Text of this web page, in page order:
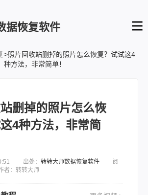
据恢复软件
>照片回收站删掉的照片怎么恢复？试试这4
种方法，非常简单！
删掉的照片怎么恢
4种方法，非常简
出处： 转转大师数据恢复软件 阅
：转转大师